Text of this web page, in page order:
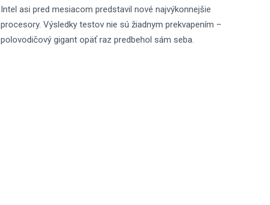
Intel asi pred mesiacom predstavil nové najvýkonnejšie
procesory. Výsledky testov nie sú žiadnym prekvapením –
polovodičový gigant opäť raz predbehol sám seba.